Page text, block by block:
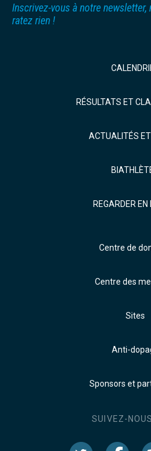
Inscrivez-vous à notre newsletter,
ratez rien !
RÉSULTATS ET
ACTUALITÉS
REGARDER EN
Centre de
Centre des
Sites
Anti-
Sponsors et
SUIVEZ-